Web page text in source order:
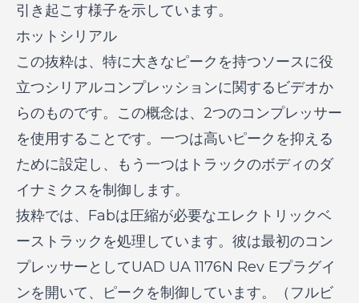
引き起こす様子を示しています。
ホットシリアル
この抜粋は、特に大きなピークを持つソースに役
立つシリアルコンプレッションに関するビデオか
らのものです。この概念は、2つのコンプレッサー
を使用することです。一つは高いピークを抑える
ために設定し、もう一つはトラックのボディのダ
イナミクスを制御します。
抜粋では、Fabは圧縮が必要なエレクトリックベ
ーストラックを処理しています。彼は最初のコン
プレッサーとしてUAD UA 1176N Rev Eプラグイ
ンを開いて、ピークを制御しています。（フルビ